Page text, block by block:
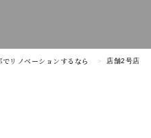
リノベーションするなら 店舗2号店